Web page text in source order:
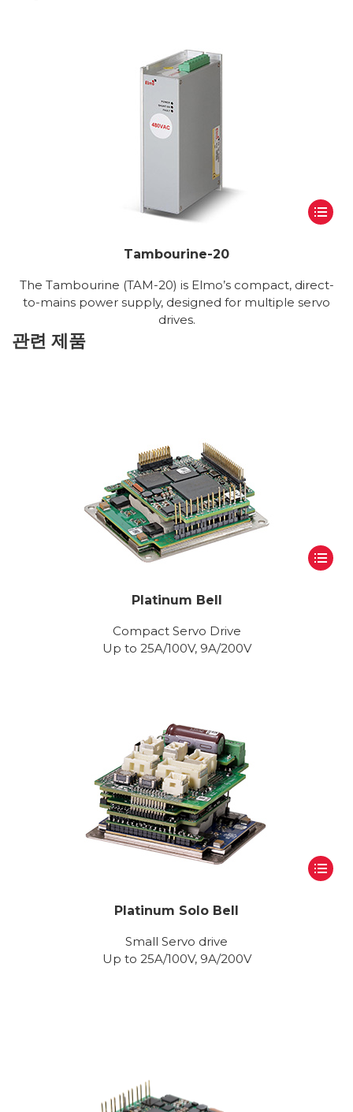
Tambourine-20
The Tambourine (TAM-20) is Elmo’s compact, direct-
to-mains power supply, designed for multiple servo
drives.
관련 제품
Platinum Bell
Compact Servo Drive
Up to 25A/100V, 9A/200V
Platinum Solo Bell
Small Servo drive
Up to 25A/100V, 9A/200V